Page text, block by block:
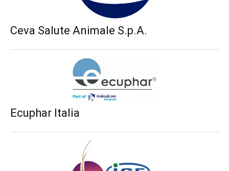
Ceva Salute Animale S.p.A.
Ecuphar Italia